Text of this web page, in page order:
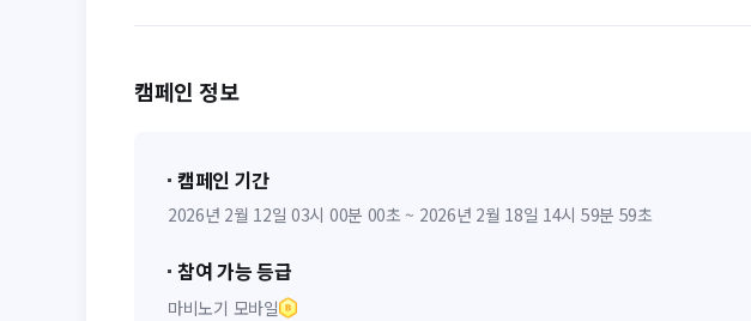
캠페인 정보
캠페인 기간
2026년 2월 12일 03시 00분 00초 ~ 2026년 2월 18일 14시 59분 59초
참여 가능 등급
마비노기 모바일